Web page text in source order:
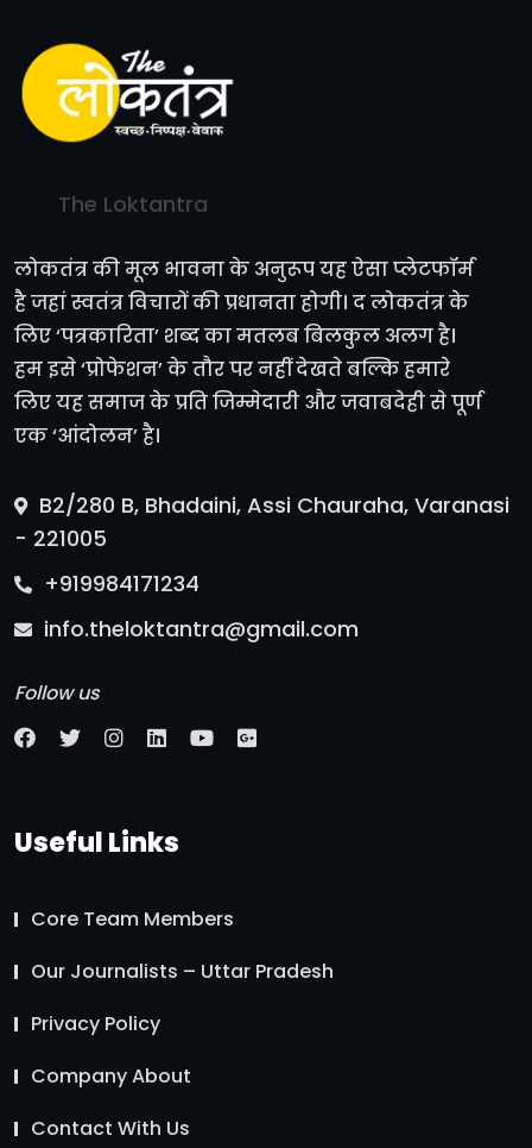
The Loktantra
लोकतंत्र की मूल भावना के अनुरूप यह ऐसा प्लेटफॉर्म
है जहां स्वतंत्र विचारों की प्रधानता होगी। द लोकतंत्र के
लिए ‘पत्रकारिता’ शब्द का मतलब बिलकुल अलग है।
हम इसे ‘प्रोफेशन’ के तौर पर नहीं देखते बल्कि हमारे
लिए यह समाज के प्रति जिम्मेदारी और जवाबदेही से पूर्ण
एक ‘आंदोलन’ है।
B2/280 B, Bhadaini, Assi Chauraha, Varanasi
- 221005
+919984171234
info.theloktantra@gmail.com
Follow us
Useful Links
Core Team Members
Our Journalists – Uttar Pradesh
Privacy Policy
Company About
Contact With Us